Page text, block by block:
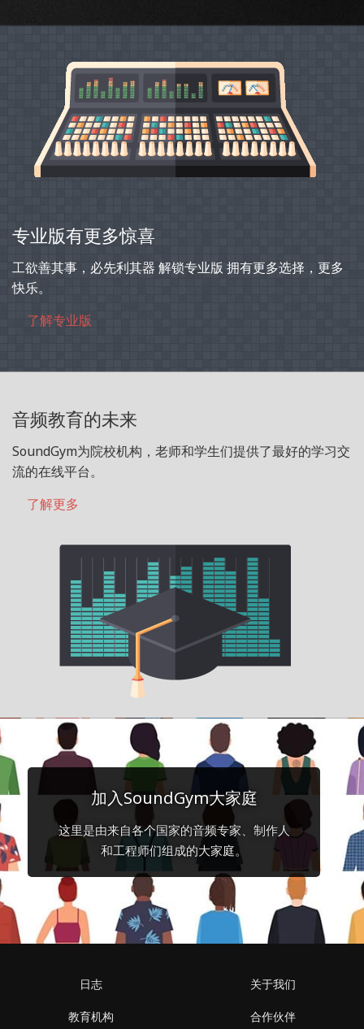
专业版有更多惊喜
工欲善其事，必先利其器 解锁专业版 拥有更多选择，更多
快乐。
了解专业版
音频教育的未来
SoundGym为院校机构，老师和学生们提供了最好的学习交
流的在线平台。
了解更多
加入SoundGym大家庭
这里是由来自各个国家的音频专家、制作人
和工程师们组成的大家庭。
日志
教育机构
关于我们
合作伙伴